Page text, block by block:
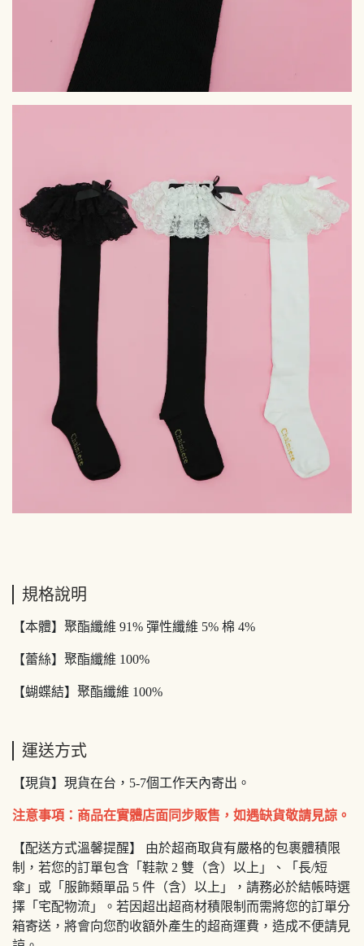
規格說明
【本體】聚酯纖維 91% 彈性纖維 5% 棉 4%
【蕾絲】聚酯纖維 100%
【蝴蝶結】聚酯纖維 100%
運送方式
【現貨】現貨在台，5-7個工作天內寄出。
注意事項：商品在實體店面同步販售，如遇缺貨敬請見諒。
【配送方式溫馨提醒】 由於超商取貨有嚴格的包裹體積限
制，若您的訂單包含「鞋款 2 雙（含）以上」、「長/短
傘」或「服飾類單品 5 件（含）以上」，請務必於結帳時選
擇「宅配物流」。若因超出超商材積限制而需將您的訂單分
箱寄送，將會向您酌收額外產生的超商運費，造成不便請見